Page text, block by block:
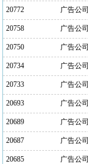
20772 广告公司
20758 广告公司
20750 广告公司
20734 广告公司
20733 广告公司
20693 广告公司
20689 广告公司
20687 广告公司
20685 广告公司